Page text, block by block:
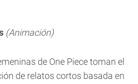
(Animación)
de One Piece toman el
de relatos cortos basada en